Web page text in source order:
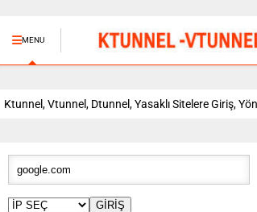
MENU
Ktunnel, Vtunnel, Dtunnel, Yasaklı Sitelere Giriş,
GİRİŞ